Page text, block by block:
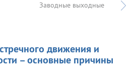
Заводные выходные
движения и
– основные причины